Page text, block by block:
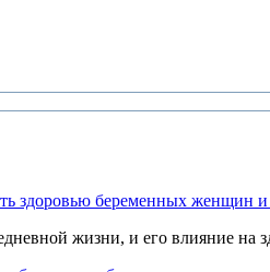
здоровью беременных женщин и
жизни, и его влияние на